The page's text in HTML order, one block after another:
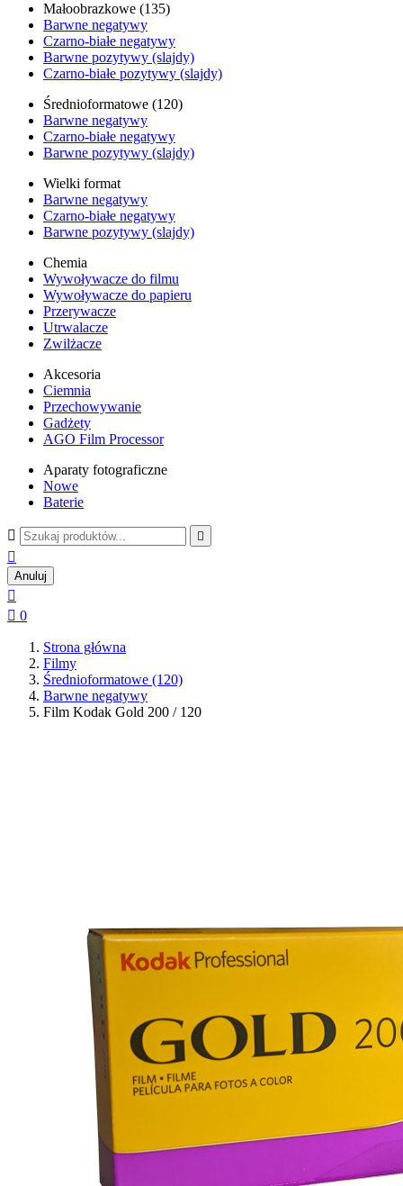
Małoobrazkowe (135)
Barwne negatywy
Czarno-białe negatywy
Barwne pozytywy (slajdy)
Czarno-białe pozytywy (slajdy)
Średnioformatowe (120)
Barwne negatywy
Czarno-białe negatywy
Barwne pozytywy (slajdy)
Wielki format
Barwne negatywy
Czarno-białe negatywy
Barwne pozytywy (slajdy)
Chemia
Wywoływacze do filmu
Wywoływacze do papieru
Przerywacze
Utrwalacze
Zwilżacze
Akcesoria
Ciemnia
Przechowywanie
Gadżety
AGO Film Processor
Aparaty fotograficzne
Nowe
Baterie
 

Anuluj

 0
Strona główna
Filmy
Średnioformatowe (120)
Barwne negatywy
Film Kodak Gold 200 / 120